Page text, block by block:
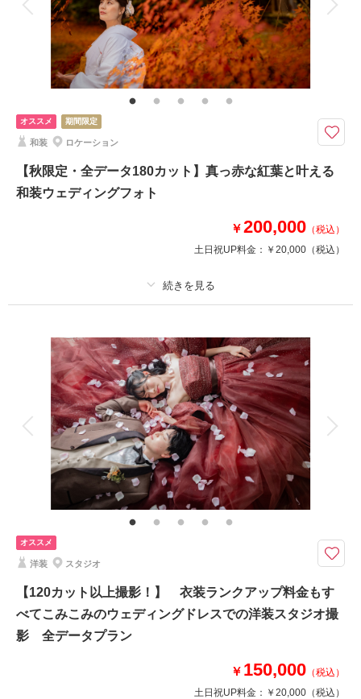
オススメ 期間限定
和装 ロケーション
【秋限定・全データ180カット】真っ赤な紅葉と叶える
和装ウェディングフォト
￥200,000 （税込）
土日祝UP料金： ￥20,000 （税込）
撮影料 新婦衣装1着 新郎衣装1着
着付け ヘアメイク 小物一式
アルバム データ 180 カット 台紙付写真
衣装追加 会食 挙式
家族と撮影 家族用衣装レンタル ペットと撮影
その他含むもの
家族写真追加料金無料 衣装ランクアップ料金なし 和装小物ランクアップ料
紅葉のピークは11月中下旬～12月上旬のわずかな期間。毎年ご予約が早く
埋まる、一年でご希望の多い期間の和装ロケーションです。
白無垢・色打掛がもっとも映える紅葉の季節。浮田家・大岩山日石寺など富
山の名所からロケ地を選べます。見頃は10月下旬〜11月中旬のわずか2週
間、ご予約は8から09月中から。全データお渡し、衣装・和装小物ランクア
ップ0円。空き確認は公式LINEでもOK。
を確認する
オススメ
洋装 スタジオ
【120カット以上撮影！】 衣装ランクアップ料金もす
べてこみこみのウェディングドレスでの洋装スタジオ撮
影 全データプラン
￥ 150,000 （税込）
土日祝UP料金： ￥20,000 （税込）